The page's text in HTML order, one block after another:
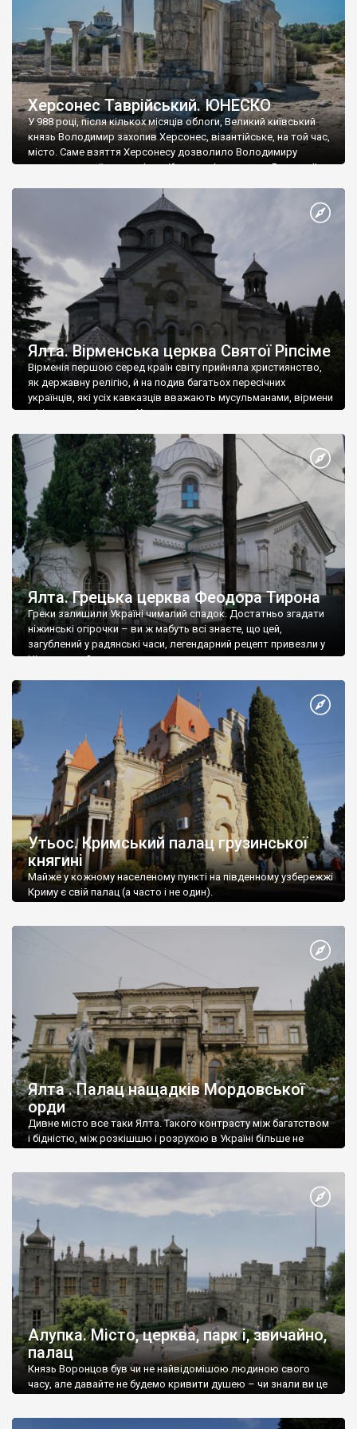
Херсонес Таврійський. ЮНЕСКО
У 988 році, після кількох місяців облоги, Великий київський
князь Володимир захопив Херсонес, візантійське, на той час,
місто. Саме взяття Херсонесу дозволило Володимиру
диктувати свої умови візантійському імператору Василю ІІ, та
Херсонесі Володимир-язичник, став Василем-християнином.
А потім було Хрещення Русі. На честь Херсонесу Таврійського
Ялта. Вірменська церква Святої Ріпсіме
Вірменія першою серед країн світу прийняла християнство,
як державну релігію, й на подив багатьох пересічних
українців, які усіх кавказців вважають мусульманами, вірмени
є відданими вірянами Христа
Ялта. Грецька церква Феодора Тирона
Греки залишили Україні чималий спадок. Достатньо згадати
ніжинські огірочки – ви ж мабуть всі знаєте, що цей,
загублений у радянські часи, легендарний рецепт привезли у
Ніжин греки?
Утьос. Кримський палац грузинської
княгині
Майже у кожному населеному пункті на південному узбережжі
Криму є свій палац (а часто і не один).
Ялта . Палац нащадків Мордовської
орди
Дивне місто все таки Ялта. Такого контрасту між багатством
і бідністю, між розкішшю і розрухою в Україні більше не
Алупка. Місто, церква, парк і, звичайно,
палац
Князь Воронцов був чи не найвідомішою людиною свого
часу, але давайте не будемо кривити душею – чи знали ви це